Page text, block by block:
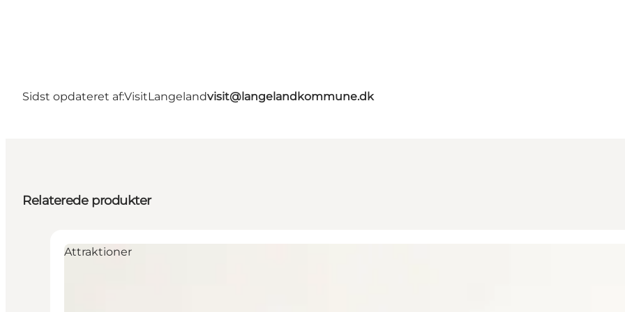
Sidst opdateret af:VisitLangelandvisit@langelandkommune.dk
Relaterede produkter
Attraktioner